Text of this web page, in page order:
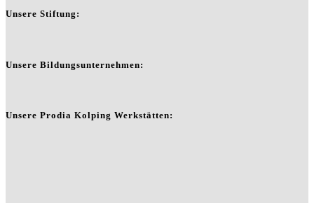
Unsere Stiftung:
Unsere Bildungsunternehmen:
Unsere Prodia Kolping Werkstätten: